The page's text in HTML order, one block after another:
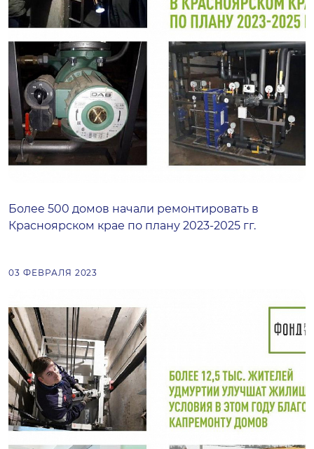
Более 500 домов начали ремонтировать в
Красноярском крае по плану 2023-2025 гг.
03 ФЕВРАЛЯ 2023